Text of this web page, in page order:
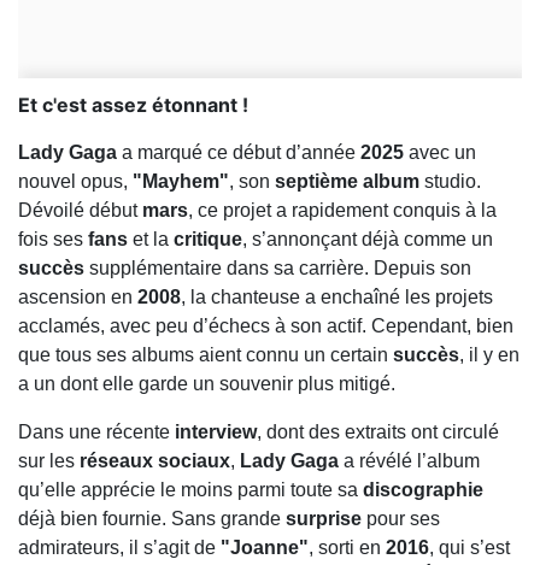
Et c'est assez étonnant !
Lady Gaga a marqué ce début d’année 2025 avec un
nouvel opus, "Mayhem", son septième album studio.
Dévoilé début mars, ce projet a rapidement conquis à la
fois ses fans et la critique, s’annonçant déjà comme un
succès supplémentaire dans sa carrière. Depuis son
ascension en 2008, la chanteuse a enchaîné les projets
acclamés, avec peu d’échecs à son actif. Cependant, bien
que tous ses albums aient connu un certain succès, il y en
a un dont elle garde un souvenir plus mitigé.
Dans une récente interview, dont des extraits ont circulé
sur les réseaux sociaux, Lady Gaga a révélé l’album
qu’elle apprécie le moins parmi toute sa discographie
déjà bien fournie. Sans grande surprise pour ses
admirateurs, il s’agit de "Joanne", sorti en 2016, qui s’est